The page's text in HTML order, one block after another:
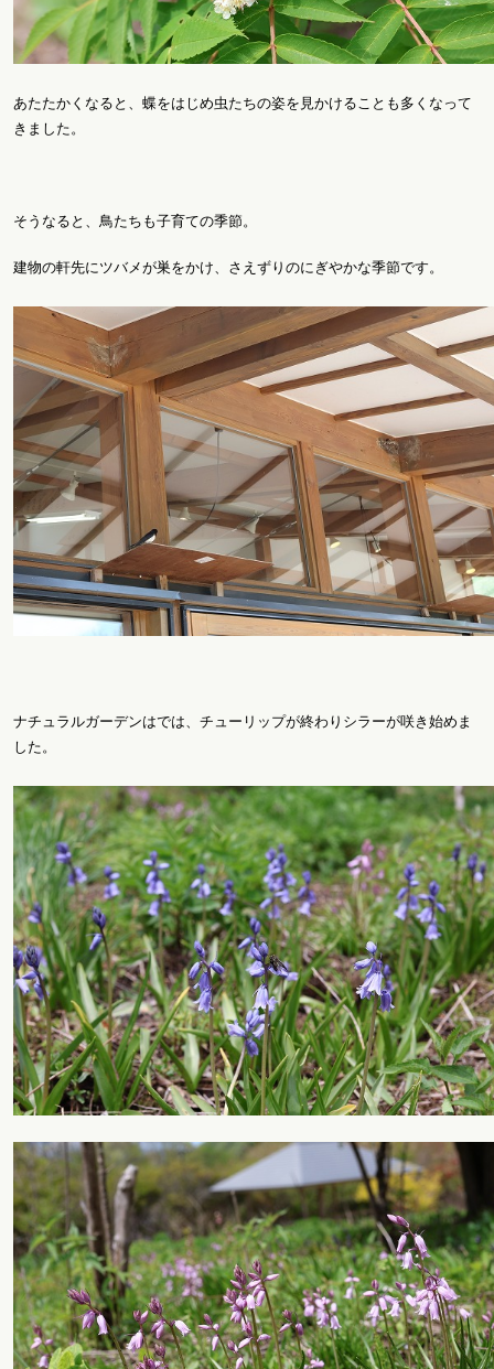
あたたかくなると、蝶をはじめ虫たちの姿を見かけることも多くなって
きました。
そうなると、鳥たちも子育ての季節。
建物の軒先にツバメが巣をかけ、さえずりのにぎやかな季節です。
ナチュラルガーデンはでは、チューリップが終わりシラーが咲き始めま
した。